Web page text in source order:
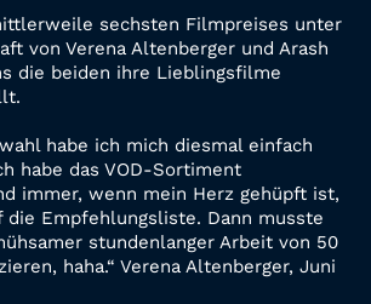
sechsten Filmpreises unter
von Verena Altenberger und Arash
die beiden ihre Lieblingsfilme
habe ich mich diesmal einfach
habe das VOD-Sortiment
immer, wenn mein Herz gehüpft ist,
die Empfehlungsliste. Dann musste
stundenlanger Arbeit von 50
haha.“ Verena Altenberger, Juni